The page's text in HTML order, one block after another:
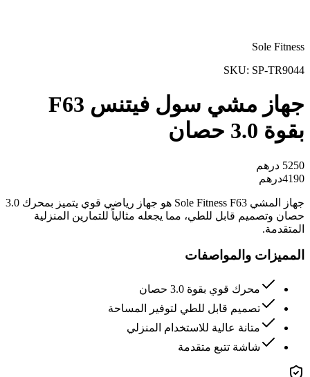
Sole Fitness
SKU: SP-TR9044
جهاز مشي سول فيتنس F63
بقوة 3.0 حصان
5250 درهم
4190درهم
جهاز المشي Sole Fitness F63 هو جهاز رياضي قوي يتميز بمحرك 3.0
حصان وتصميم قابل للطي، مما يجعله مثالياً للتمارين المنزلية
المتقدمة.
المميزات والمواصفات
محرك قوي بقوة 3.0 حصان
تصميم قابل للطي لتوفير المساحة
متانة عالية للاستخدام المنزلي
شاشة تتبع متقدمة